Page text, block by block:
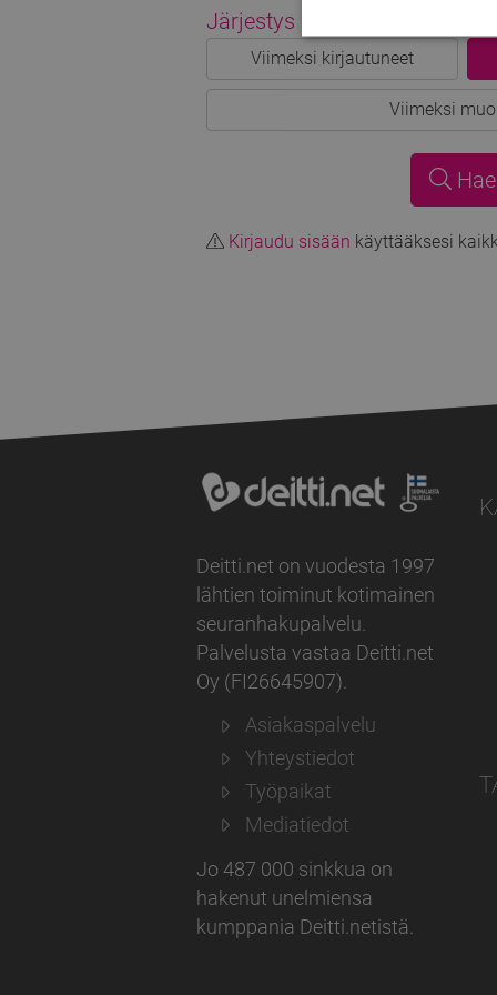
Järjestys
Viimeksi kirjautuneet
Viimeksi
Hae
Kirjaudu sisään käyttääksesi
Deitti.net on vuodesta 1997
lähtien toiminut kotimainen
seuranhakupalvelu.
Palvelusta vastaa Deitti.net
Oy ( FI26645907).
Asiakaspalvelu
Yhteystiedot
Työpaikat
Mediatiedot
Jo 487 000 sinkkua on
hakenut unelmiensa
kumppania Deitti.netistä.